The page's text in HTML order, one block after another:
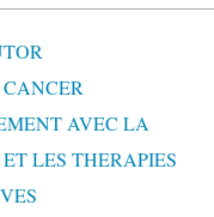
AVEC LA
LES THERAPIES